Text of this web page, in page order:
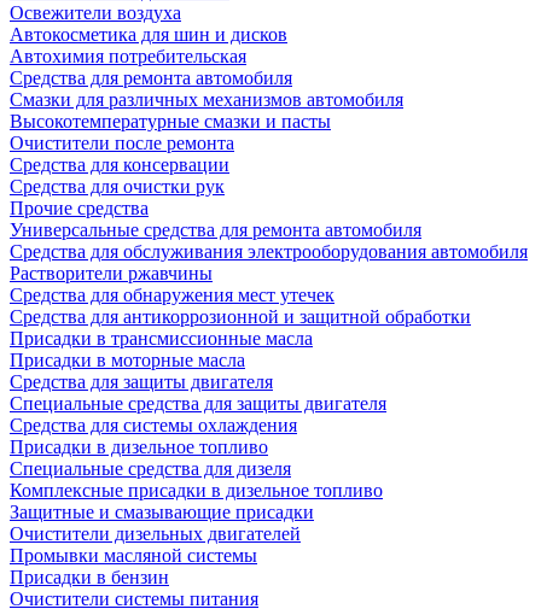
Освежители воздуха
Автокосметика для шин и дисков
Автохимия потребительская
Средства для ремонта автомобиля
Смазки для различных механизмов автомобиля
Высокотемпературные смазки и пасты
Очистители после ремонта
Средства для консервации
Средства для очистки рук
Прочие средства
Универсальные средства для ремонта автомобиля
Средства для обслуживания электрооборудования автомобиля
Растворители ржавчины
Средства для обнаружения мест утечек
Средства для антикоррозионной и защитной обработки
Присадки в трансмиссионные масла
Присадки в моторные масла
Средства для защиты двигателя
Специальныe средства для защиты двигателя
Средства для системы охлаждения
Присадки в дизельное топливо
Спeциальные средства для дизеля
Комплексные присадки в дизельное топливо
Защитные и смазывающие присадки
Очистители дизельных двигателей
Промывки масляной системы
Присадки в бензин
Очистители системы питания